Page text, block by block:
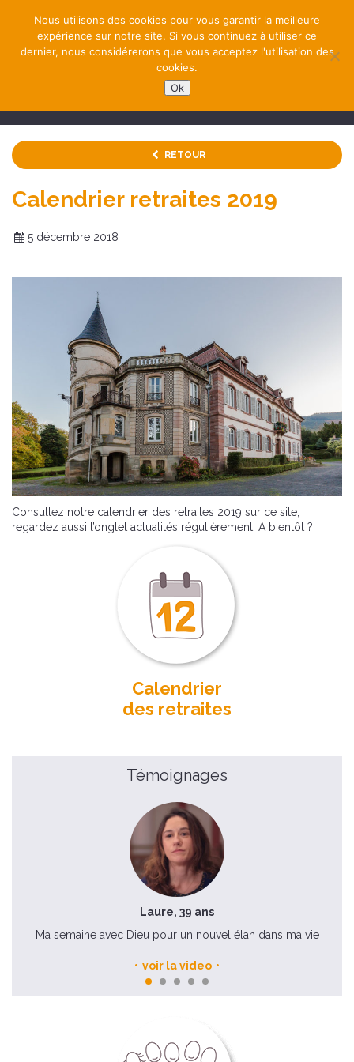
RETOUR
Calendrier retraites 2019
5 décembre 2018
Consultez notre calendrier des retraites 2019 sur ce site,
regardez aussi l’onglet actualités régulièrement. A bientôt ?
Calendrier
des retraites
Témoignages
Laure, 39 ans
Ma semaine avec Dieu pour un nouvel élan dans ma vie
voir la video
Nous utilisons des cookies pour vous garantir la meilleure
expérience sur notre site. Si vous continuez à utiliser ce
dernier, nous considérerons que vous acceptez l'utilisation des
cookies.
Ok